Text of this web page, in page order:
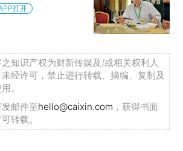
打开
知识产权为财新传媒及/或相关权利人
经许可，禁止进行转载、摘编、复制及
。
邮件至hello@caixin.com ，获得书面
转载。